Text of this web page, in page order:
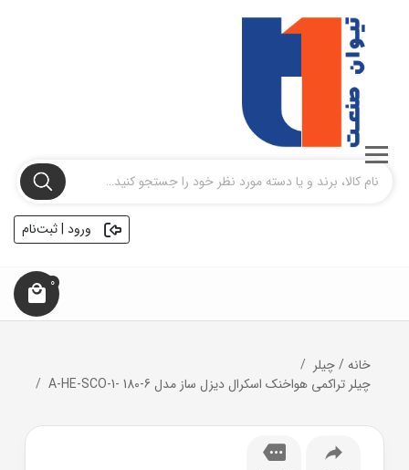
ورود | ثبت‌نام
0
خانه/چیلر
چیلر تراکمی هواخنک اسکرال دیزل ساز مدل A-HE-SCO-1- 180-6